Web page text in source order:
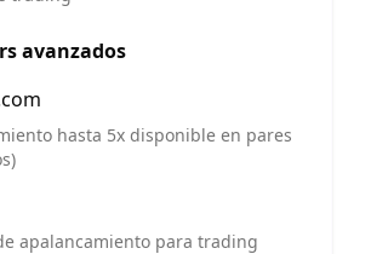
avanzados
hasta 5x disponible en pares
apalancamiento para trading